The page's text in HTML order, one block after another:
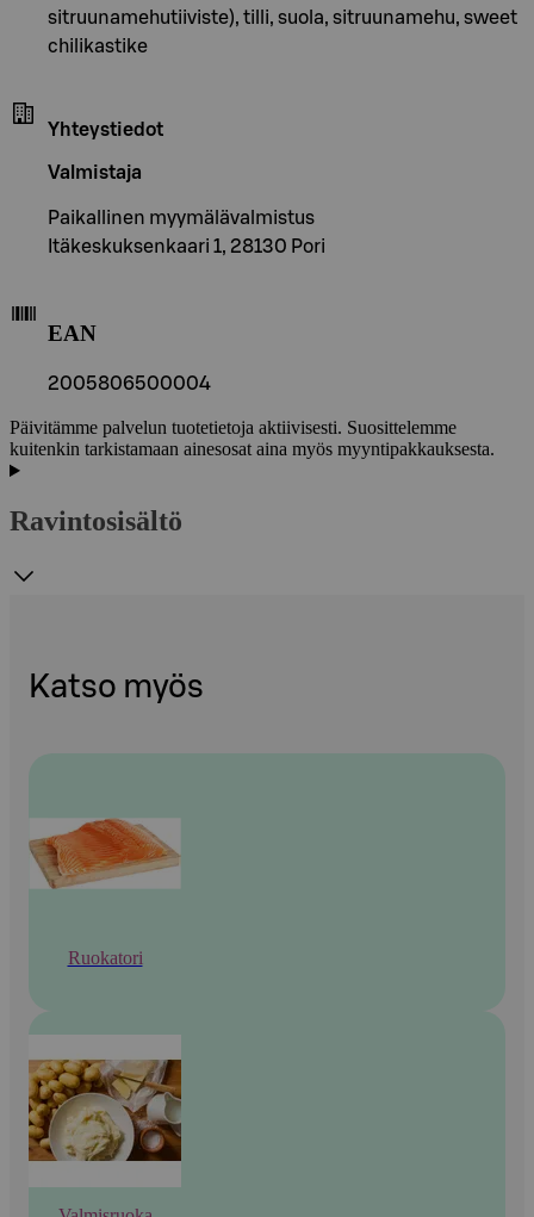
sitruunamehutiiviste), tilli, suola, sitruunamehu, sweet
chilikastike
Yhteystiedot
Valmistaja
Paikallinen myymälävalmistus
Itäkeskuksenkaari 1, 28130 Pori
EAN
2005806500004
Päivitämme palvelun tuotetietoja aktiivisesti. Suosittelemme
kuitenkin tarkistamaan ainesosat aina myös myyntipakkauksesta.
Ravintosisältö
Katso myös
Ruokatori